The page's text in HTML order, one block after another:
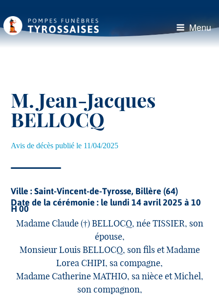
contenu
principal
Menu
M. Jean-Jacques
BELLOCQ
Avis de décès publié le 11/04/2025
Ville :Saint-Vincent-de-Tyrosse, Billère (64)
Date de la cérémonie : le lundi 14 avril 2025 à 10
H 00
Madame Claude (†) BELLOCQ, née TISSIER, son
épouse,
Monsieur Louis BELLOCQ, son fils et Madame
Lorea CHIPI, sa compagne,
Madame Catherine MATHIO, sa nièce et Michel,
son compagnon,